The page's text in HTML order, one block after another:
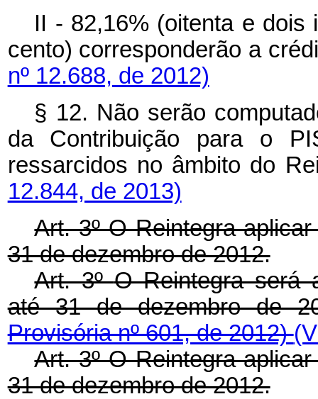
II - 82,16% (oitenta e dois
cento) corresponderão a
nº 12.688, de 2012)
§ 12. Não serão
da Contribuição para o
ressarcidos no âmbito
12.844, de 2013)
Art. 3º O Reintegra
31 de dezembro de 2012.
Art. 3ºO Reintegra será
até 31 de dezembro de
Provisória nº 601, de 2012)
Art. 3º O Reintegra
31 de dezembro de 2012.